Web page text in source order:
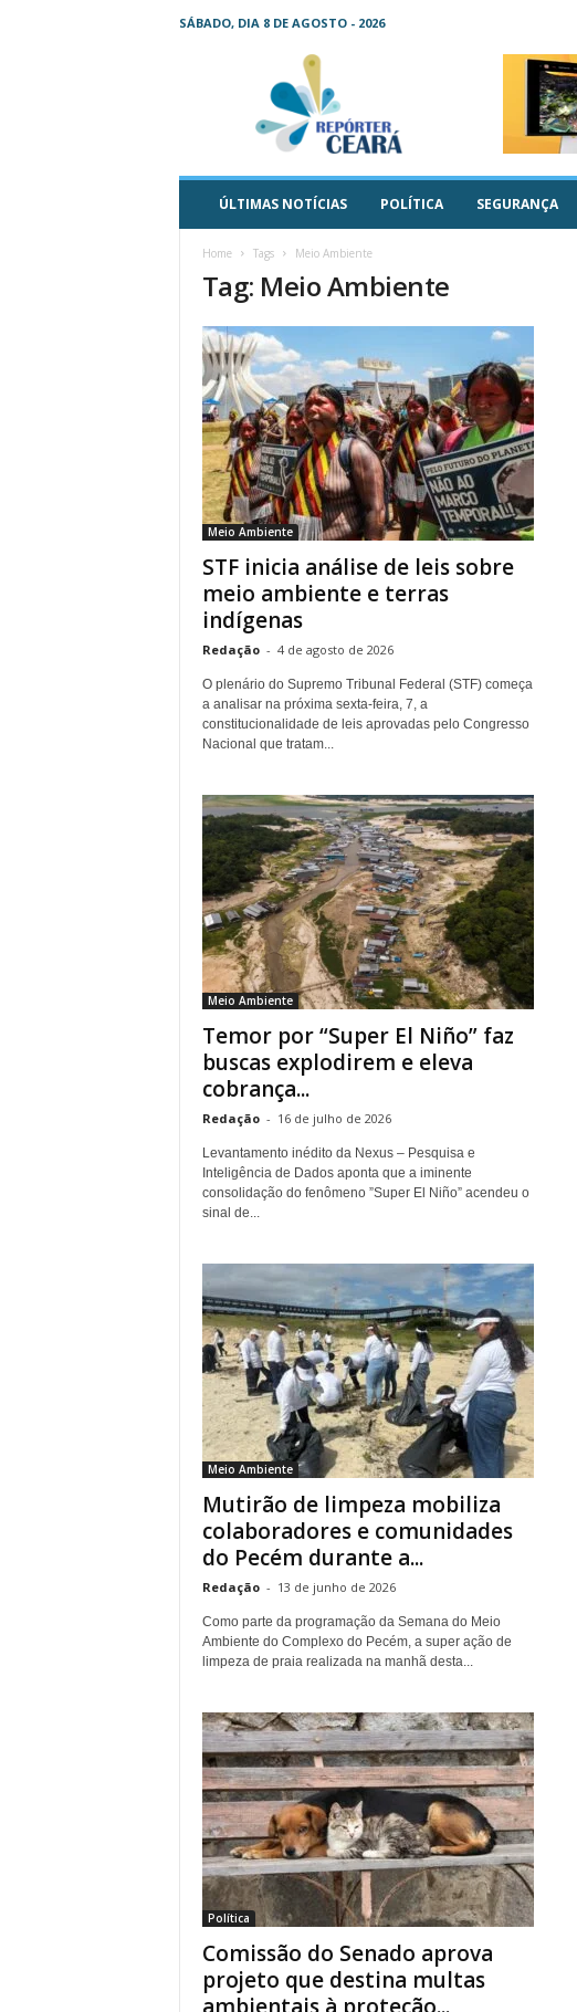
SÁBADO, DIA 8 DE AGOSTO - 2026
ÚLTIMAS NOTÍCIAS POLÍTICA SEGURANÇA
Home Tags Meio Ambiente
Tag: Meio Ambiente
Meio Ambiente
STF inicia análise de leis sobre
meio ambiente e terras
indígenas
Redação - 4 de agosto de 2026
O plenário do Supremo Tribunal Federal (STF) começa
a analisar na próxima sexta-feira, 7, a
constitucionalidade de leis aprovadas pelo Congresso
Nacional que tratam...
Meio Ambiente
Temor por “Super El Niño” faz
buscas explodirem e eleva
cobrança...
Redação - 16 de julho de 2026
Levantamento inédito da Nexus – Pesquisa e
Inteligência de Dados aponta que a iminente
consolidação do fenômeno ”Super El Niño” acendeu o
sinal de...
Meio Ambiente
Mutirão de limpeza mobiliza
colaboradores e comunidades
do Pecém durante a...
Redação - 13 de junho de 2026
Como parte da programação da Semana do Meio
Ambiente do Complexo do Pecém, a super ação de
limpeza de praia realizada na manhã desta...
Política
Comissão do Senado aprova
projeto que destina multas